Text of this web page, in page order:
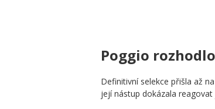
Poggio
Definitivní selekce přišla až
její nástup dokázala